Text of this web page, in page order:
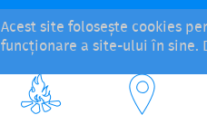
Acest site folosește cookies
funcționare a site-ului în sine.